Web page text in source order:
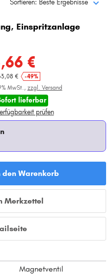
Sortieren: Beste Ergebnisse
Einspritzanlage
€
€
-49%
MwSt., zzgl. Versand
lieferbar
prüfen
den Warenkorb
Merkzettel
Magnetventil